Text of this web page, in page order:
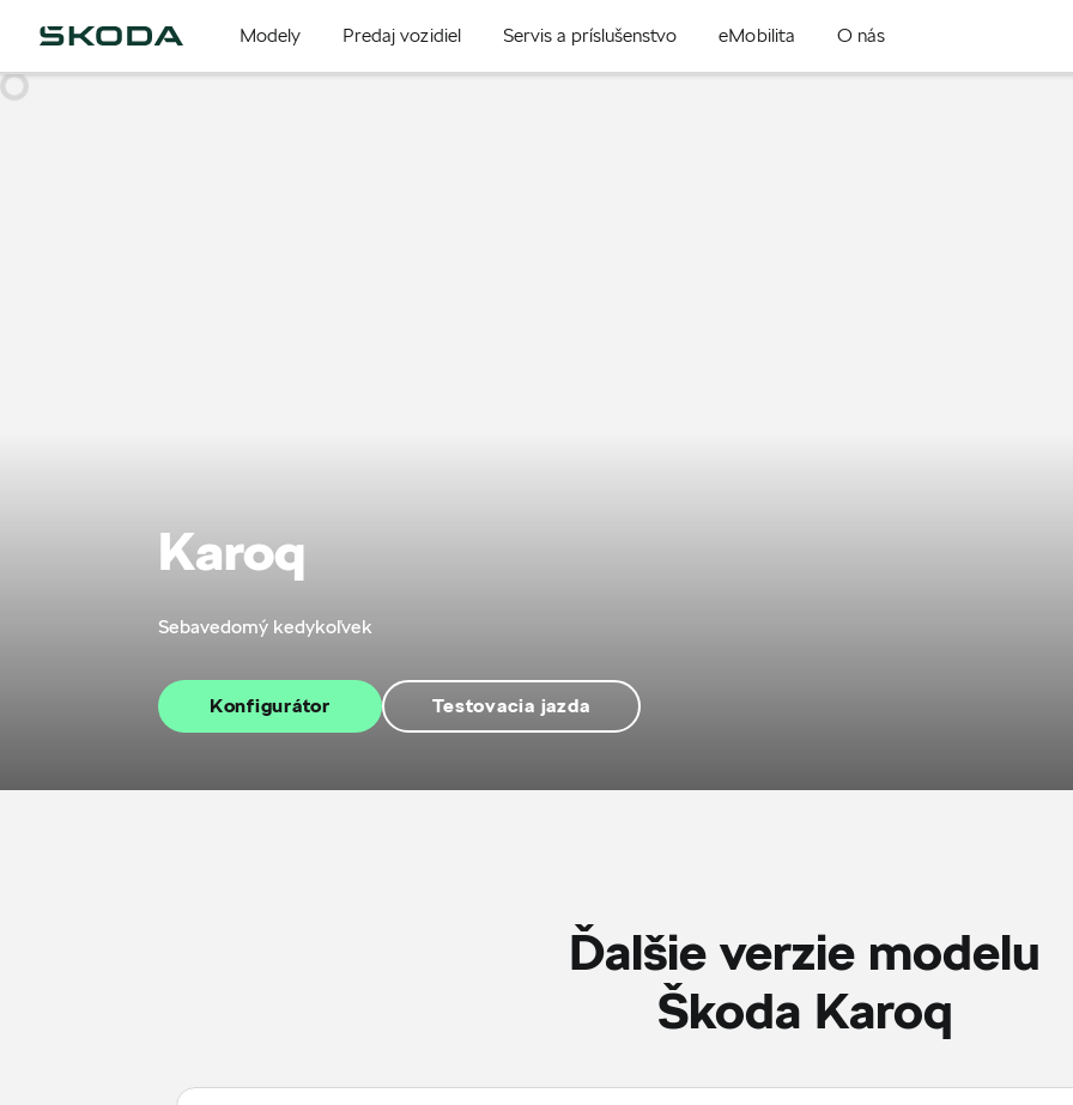
Modely Predaj vozidiel Servis a príslušenstvo eMobilita O nás
Karoq
Sebavedomý kedykoľvek
Konfigurátor Testovacia jazda
Ďalšie verzie modelu
Škoda Karoq